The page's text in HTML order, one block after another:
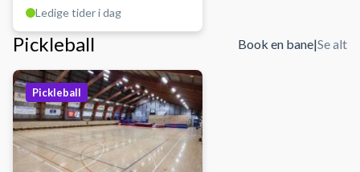
Ledige tider i dag
Pickleball Book en bane|Se alt
Pickleball